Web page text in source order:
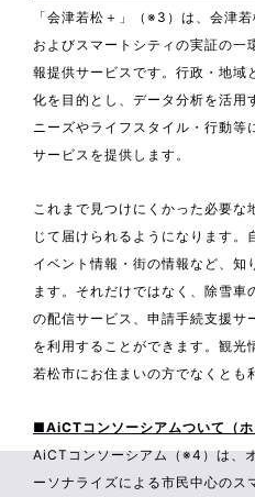
「会津若松＋」（※3）は、会津
およびスマートシティの実証の一
報提供サービスです。行政・地域
化を目的とし、データ分析を活用
ニーズやライフスタイル・行動等
サービスを提供します。
これまで見つけにくかった必要な
じて届けられるようになります。
イベント情報・街の情報など、知
ます。それだけではなく、除雪車
の配信サービス、申請手続支援サ
を利用することができます。観光
若松市にお住まいの方でなくとも
■AiCTコンソーシアムついて（ホ
AiCTコンソーシアム（※4）は、
ーソナライズによる市民中心のス